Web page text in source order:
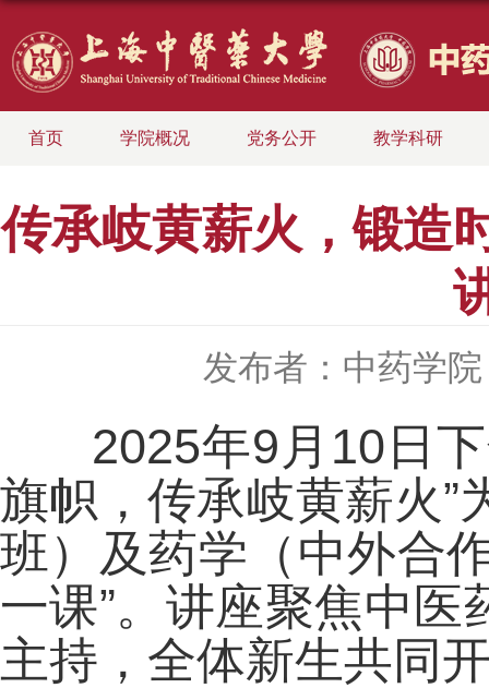
首页 学院概况 党务公开 教学科研
传承岐黄薪火，锻造
发布者：中药学院
2025年9月10日下
旗帜，传承岐黄薪火”
班）及药学（中外合
一课”。讲座聚焦中
主持，全体新生共同